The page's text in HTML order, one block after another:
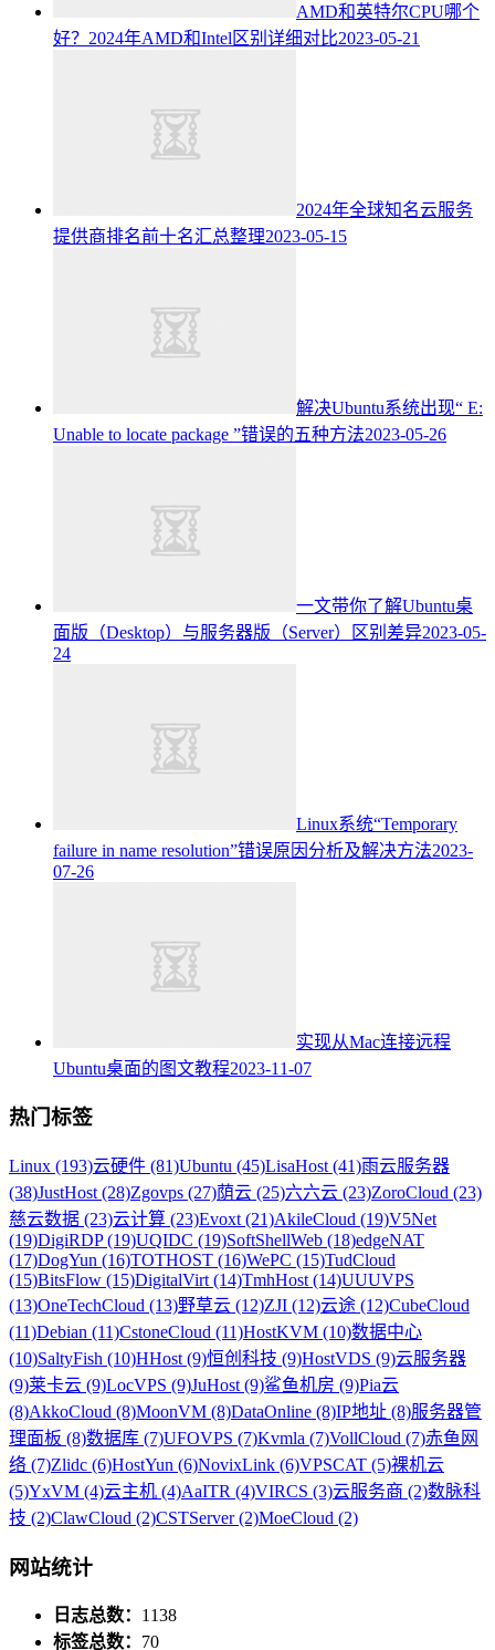
AMD和英特尔CPU哪个
好？2024年AMD和Intel区别详细对比2023-05-21
2024年全球知名云服务
提供商排名前十名汇总整理2023-05-15
解决Ubuntu系统出现“ E:
Unable to locate package ”错误的五种方法2023-05-26
一文带你了解Ubuntu桌
面版（Desktop）与服务器版（Server）区别差异2023-05-
24
Linux系统“Temporary
failure in name resolution”错误原因分析及解决方法2023-
07-26
实现从Mac连接远程
Ubuntu桌面的图文教程2023-11-07
热门标签
Linux (193)云硬件 (81)Ubuntu (45)LisaHost (41)雨云服务器
(38)JustHost (28)Zgovps (27)荫云 (25)六六云 (23)ZoroCloud (23)
慈云数据 (23)云计算 (23)Evoxt (21)AkileCloud (19)V5Net
(19)DigiRDP (19)UQIDC (19)SoftShellWeb (18)edgeNAT
(17)DogYun (16)TOTHOST (16)WePC (15)TudCloud
(15)BitsFlow (15)DigitalVirt (14)TmhHost (14)UUUVPS
(13)OneTechCloud (13)野草云 (12)ZJI (12)云途 (12)CubeCloud
(11)Debian (11)CstoneCloud (11)HostKVM (10)数据中心
(10)SaltyFish (10)HHost (9)恒创科技 (9)HostVDS (9)云服务器
(9)莱卡云 (9)LocVPS (9)JuHost (9)鲨鱼机房 (9)Pia云
(8)AkkoCloud (8)MoonVM (8)DataOnline (8)IP地址 (8)服务器管
理面板 (8)数据库 (7)UFOVPS (7)Kvmla (7)VollCloud (7)赤鱼网
络 (7)Zlidc (6)HostYun (6)NovixLink (6)VPSCAT (5)裸机云
(5)YxVM (4)云主机 (4)AaITR (4)VIRCS (3)云服务商 (2)数脉科
技 (2)ClawCloud (2)CSTServer (2)MoeCloud (2)
网站统计
日志总数： 1138
标签总数： 70